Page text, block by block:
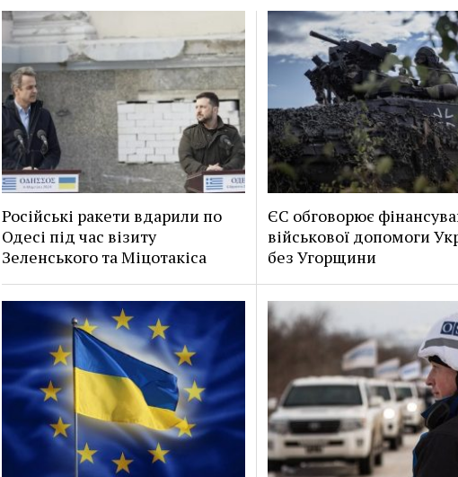
Російські ракети вдарили по
Одесі під час візиту
Зеленського та Міцотакіса
ЄС обговорює
військової допомоги
без Угорщини